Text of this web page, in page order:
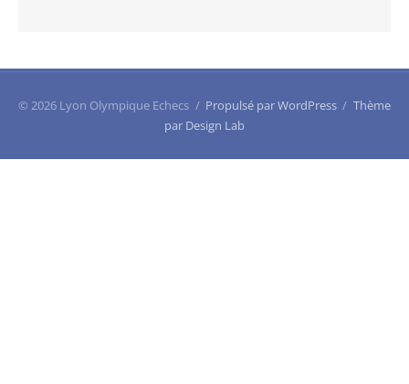
© 2026 Lyon Olympique Echecs / Propulsé par WordPress / Thème
par Design Lab